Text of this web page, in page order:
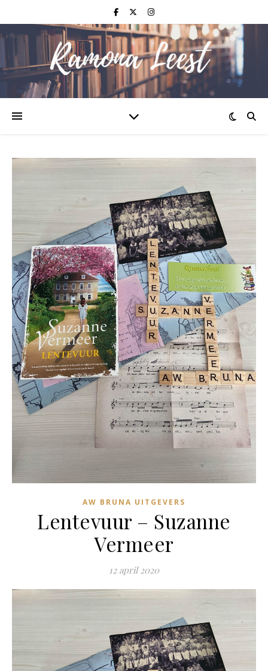
AW BRUNA UITGEVERS
Lentevuur – Suzanne
Vermeer
12 april 2020